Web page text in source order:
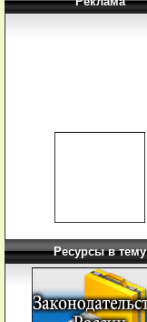
Ресурсы в тему